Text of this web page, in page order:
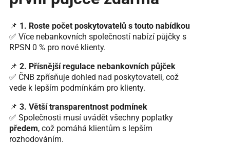
📌 1. Roste počet poskytovatelů s touto nabídkou
✅ Více nebankovních společností nabízí půjčky s
RPSN 0 % pro nové klienty.
📌 2. Přísnější regulace nebankovních půjček
✅ ČNB zpřísňuje dohled nad poskytovateli, což
vede k lepším podmínkám pro klienty.
📌 3. Větší transparentnost podmínek
✅ Společnosti musí uvádět všechny poplatky
předem, což pomáhá klientům s lepším
rozhodováním.